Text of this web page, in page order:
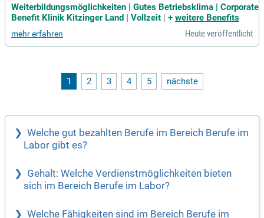
Kardiologie/Hypertensiologie/ Pneu-mologie/Neurologie), C
hirurgie (Allgemein-, Gefäß- und Viszeralchirurgie sowie Unf
all-chirurgie und Orthopädie), Gynäkologie und Geburtshilfe,
Senologie, LHK-Labor
Weiterbildungsmöglichkeiten | Gutes Betriebsklima | Corporate
Benefit Klinik Kitzinger Land | Vollzeit | + weitere Benefits
mehr erfahren Heute veröffentlicht
1 2 3 4 5 nächste
Welche gut bezahlten Berufe im Bereich Berufe im
Labor gibt es?
Gehalt: Welche Verdienstmöglichkeiten bieten
sich im Bereich Berufe im Labor?
Welche Fähigkeiten sind im Bereich Berufe im